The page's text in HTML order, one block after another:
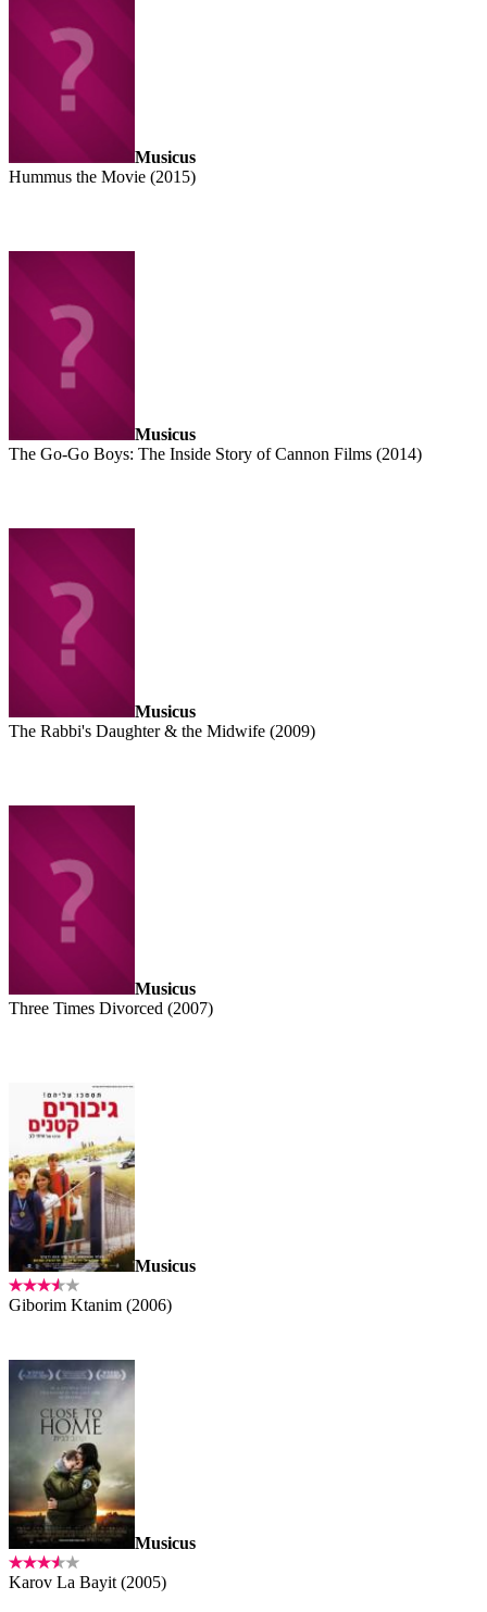
Musicus
Hummus the Movie (2015)
Musicus
The Go-Go Boys: The Inside Story of Cannon Films (2014)
Musicus
The Rabbi's Daughter & the Midwife (2009)
Musicus
Three Times Divorced (2007)
Musicus
Giborim Ktanim (2006)
Musicus
Karov La Bayit (2005)